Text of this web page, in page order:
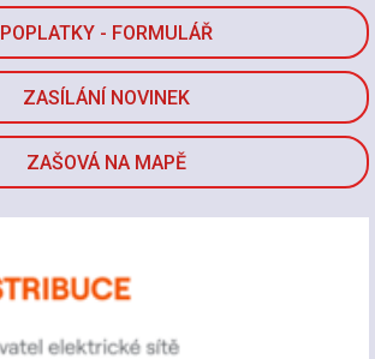
POPLATKY - FORMULÁŘ
ZASÍLÁNÍ NOVINEK
ZAŠOVÁ NA MAPĚ